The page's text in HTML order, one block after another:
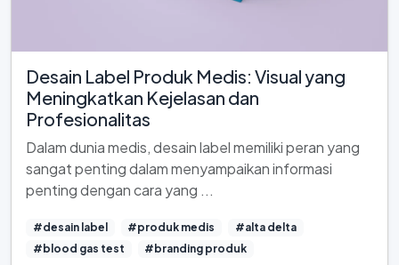
Desain Label Produk Medis: Visual yang
Meningkatkan Kejelasan dan
Profesionalitas
Dalam dunia medis, desain label memiliki peran yang
sangat penting dalam menyampaikan informasi
penting dengan cara yang ...
#desain label #produk medis
#alta delta
#blood gas test
#branding produk